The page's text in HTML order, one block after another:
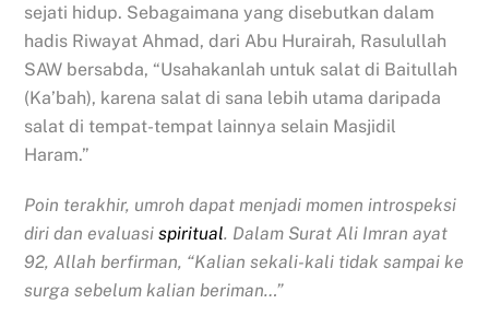
sejati hidup. Sebagaimana yang disebutkan dalam
hadis Riwayat Ahmad, dari Abu Hurairah, Rasulullah
SAW bersabda, “Usahakanlah untuk salat di Baitullah
(Ka’bah), karena salat di sana lebih utama daripada
salat di tempat-tempat lainnya selain Masjidil
Haram.”
Poin terakhir, umroh dapat menjadi momen introspeksi
diri dan evaluasispiritual. Dalam Surat Ali Imran ayat
92, Allah berfirman, “Kalian sekali-kali tidak sampai ke
surga sebelum kalian beriman…”